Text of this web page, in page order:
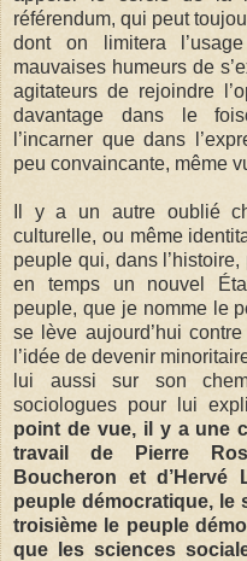
référendum, qui peut
dont on limitera
mauvaises humeurs de
agitateurs de rejoindre
davantage dans le
l’incarner que dans
peu convaincante, même
Il y a un autre oublié
culturelle, ou même
peuple qui, dans
en temps un nouvel
peuple, que je nomme le
se lève aujourd’hui
l’idée de devenir
lui aussi sur son
sociologues pour lui
point de vue, il y a une
travail de Pierre
Boucheron et
peuple démocratique, le
troisième le peuple
que les sciences